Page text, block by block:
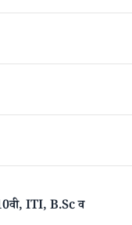
ITI, B.Sc व